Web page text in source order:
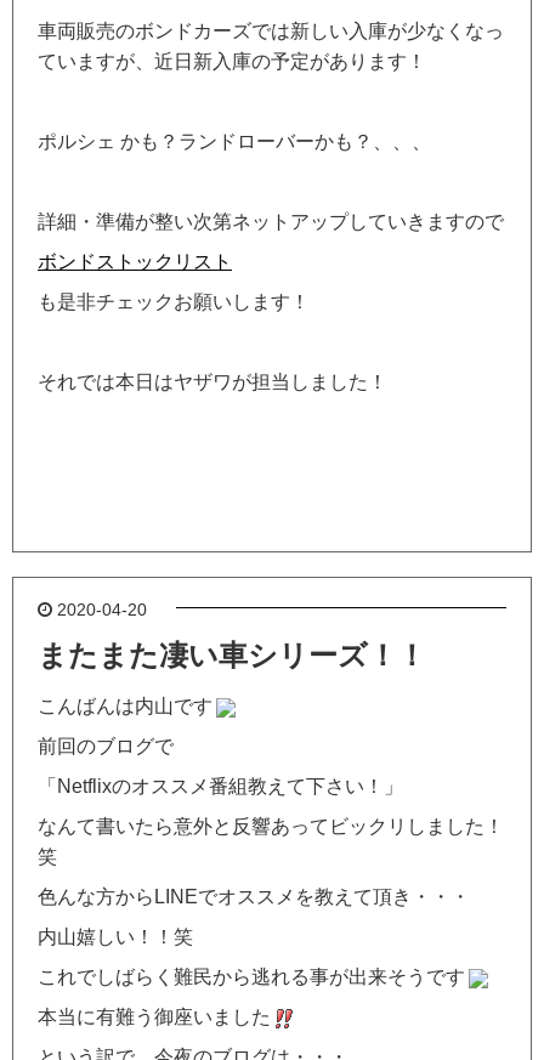
車両販売のボンドカーズでは新しい入庫が少なくなっ
ていますが、近日新入庫の予定があります！
ポルシェ かも？ランドローバーかも？、、、
詳細・準備が整い次第ネットアップしていきますので
ボンドストックリスト
も是非チェックお願いします！
それでは本日はヤザワが担当しました！
2020-04-20
またまた凄い車シリーズ！！
こんばんは内山です
前回のブログで
「Netflixのオススメ番組教えて下さい！」
なんて書いたら意外と反響あってビックリしました！
笑
色んな方からLINEでオススメを教えて頂き・・・
内山嬉しい！！笑
これでしばらく難民から逃れる事が出来そうです
本当に有難う御座いました